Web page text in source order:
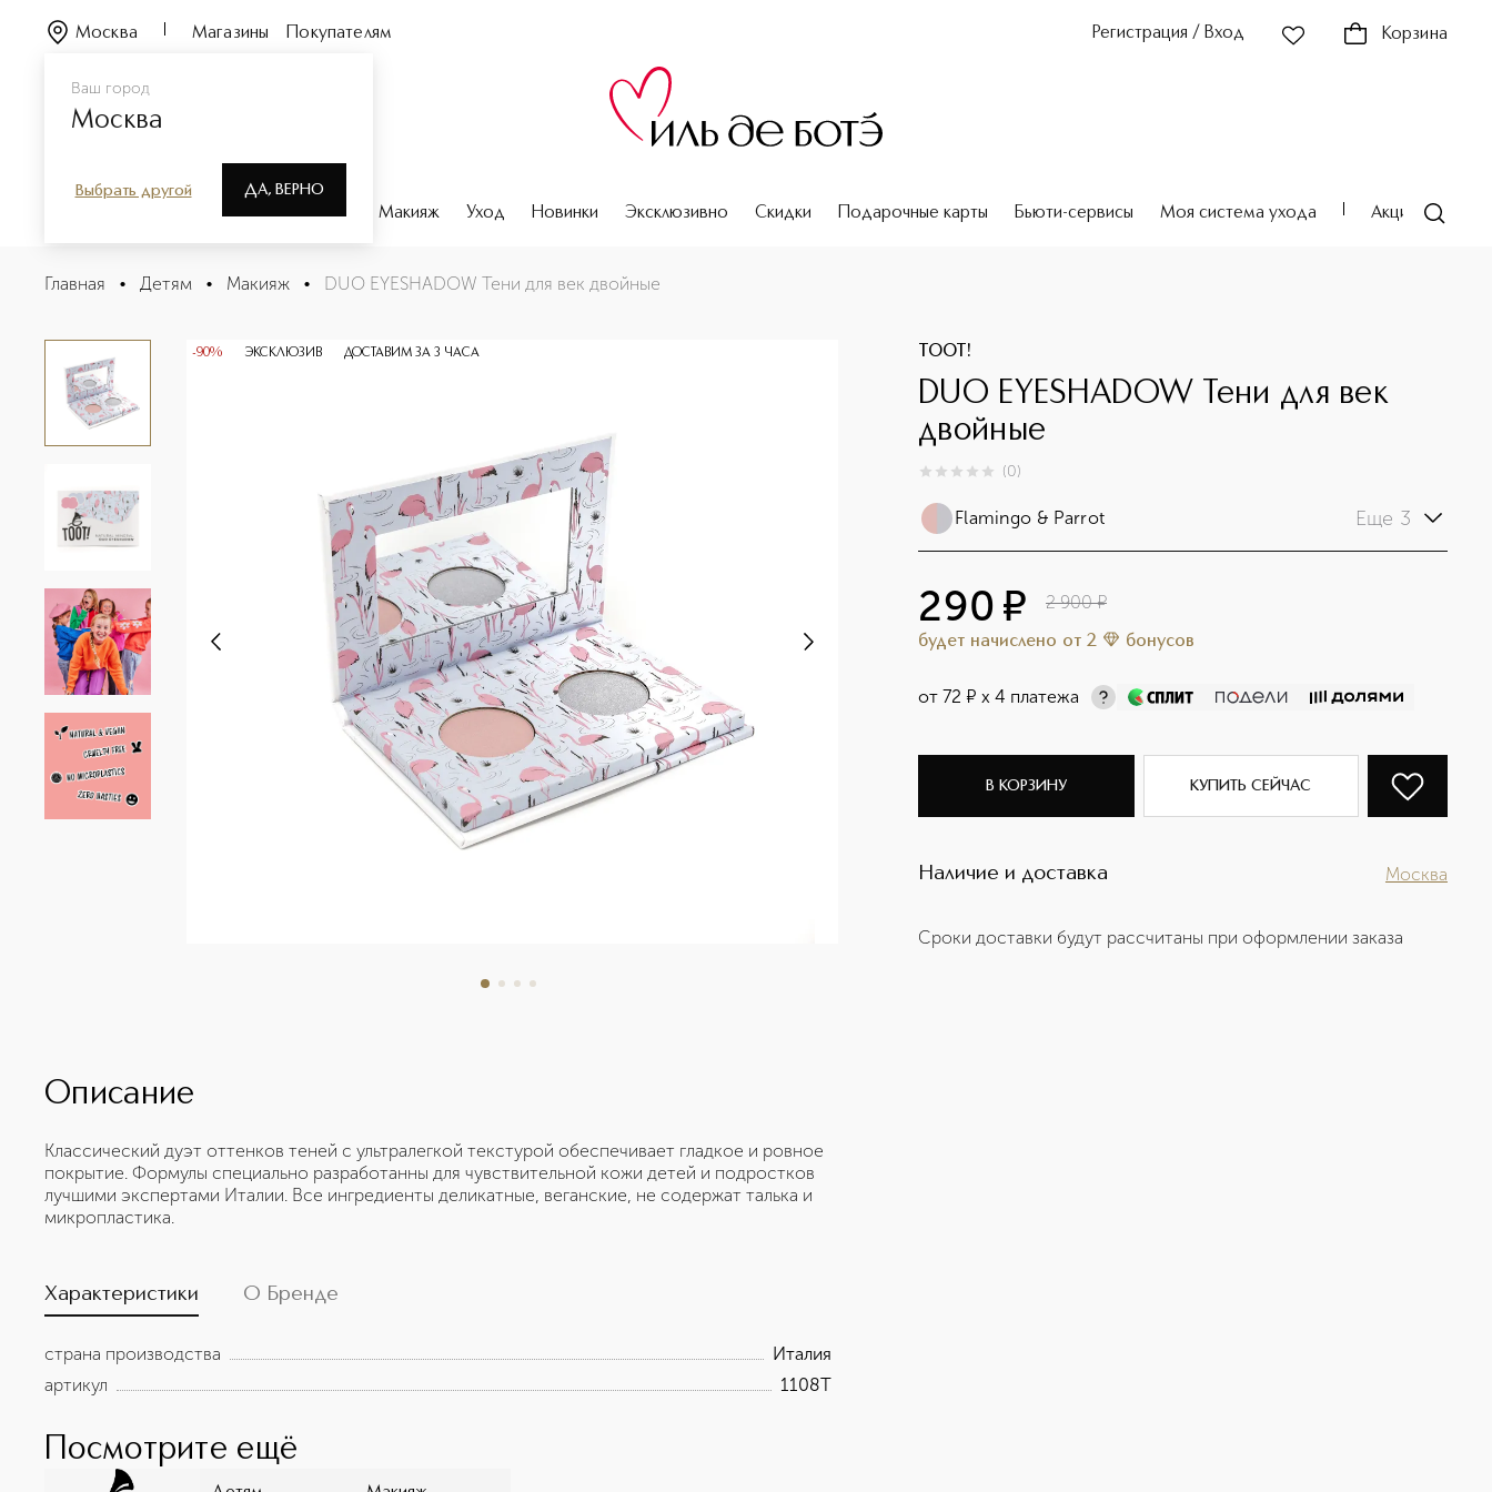
Ваш город
Москва
Выбрать другой ДА, ВЕРНО
Москва Магазины Покупателям Регистрация / Вход Корзина
Парфюмерия Макияж Уход Новинки Эксклюзивно Скидки Подарочные карты Бьюти-сервисы Моя система ухода Акции
DUO EYESHADOW Тени для век двойные
Описание
Главная • Детям • Макияж • DUO EYESHADOW Тени для век двойные
-90% ЭКСКЛЮЗИВ ДОСТАВИМ ЗА 3 ЧАСА TOOT!
DUO EYESHADOW Тени для век
двойные
0из 0 (0)
Flamingo & Parrot Еще 3
290 ¤ 2 900 ¤
будет начислено от 2 бонусов
от72 ¤ х 4 платежа
В КОРЗИНУ КУПИТЬ СЕЙЧАС
Наличие и доставка Москва
Сроки доставки будут рассчитаны при оформлении заказа
Описание
Классический дуэт оттенков теней с ультралегкой текстурой обеспечивает гладкое и ровное
покрытие. Формулы специально разработанны для чувствительной кожи детей и подростков
лучшими экспертами Италии. Все ингредиенты деликатные, веганские, не содержат талька и
микропластика.
Характеристики О Бренде
страна производства
Италия
артикул
1108T
Посмотрите ещё